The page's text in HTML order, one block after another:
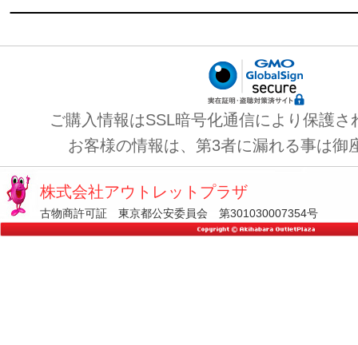
ご購入情報はSSL暗号化通信により保護さ
お客様の情報は、第3者に漏れる事は御
株式会社アウトレットプラザ
古物商許可証 東京都公安委員会 第301030007354号